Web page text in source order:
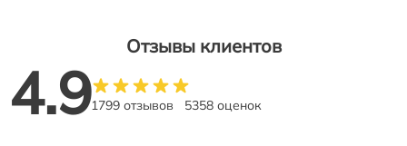
Отзывы клиентов
4.91799 отзывов 5358 оценок